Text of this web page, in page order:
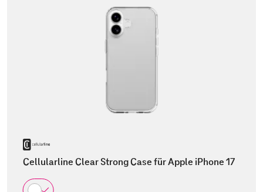
Cellularline Clear Strong Case für Apple iPhone 17